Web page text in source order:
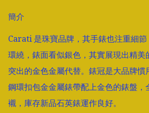
簡介
Carati 是珠寶品牌，其手錶也注重細
環繞，錶面看似銀色，其實展現出精美
突出的金色金屬代替。錶冠是大品牌慣
鋼環扣包金金屬錶帶配上金色的錶盤，
襯，庫存新品石英錶運作良好。